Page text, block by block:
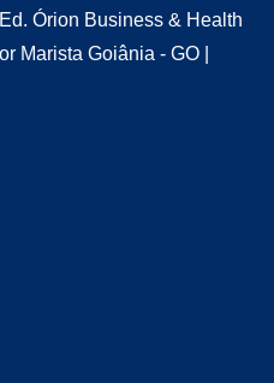
Órion Business & Health
Marista Goiânia - GO |